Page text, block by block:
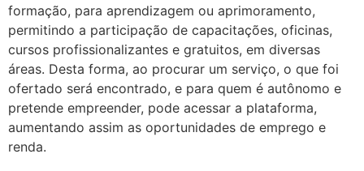
formação, para aprendizagem ou aprimoramento,
permitindo a participação de capacitações, oficinas,
cursos profissionalizantes e gratuitos, em diversas
áreas. Desta forma, ao procurar um serviço, o que foi
ofertado será encontrado, e para quem é autônomo e
pretende empreender, pode acessar a plataforma,
aumentando assim as oportunidades de emprego e
renda.